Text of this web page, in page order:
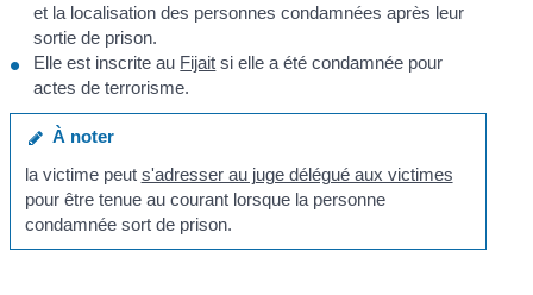
et la localisation des personnes condamnées après leur
sortie de prison.
Elle est inscrite au Fijait si elle a été condamnée pour
actes de terrorisme.
À noter
la victime peut s'adresser au juge délégué aux victimes
pour être tenue au courant lorsque la personne
condamnée sort de prison.